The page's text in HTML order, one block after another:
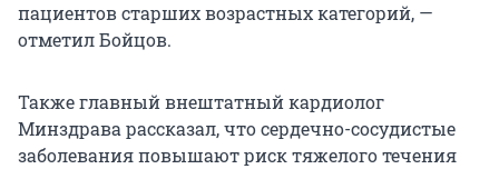
пациентов старших возрастных категорий, —
отметил Бойцов.
Также главный внештатный кардиолог
Минздрава рассказал, что сердечно-сосудистые
заболевания повышают риск тяжелого течения